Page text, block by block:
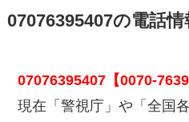
07076395407の電話
07076395407【0070-
現在「警視庁」や「全国